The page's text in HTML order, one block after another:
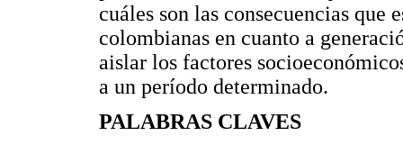
cuáles son las consecuencias que
colombianas en cuanto a
aislar los factores
a un período determinado.
PALABRAS CLAVES